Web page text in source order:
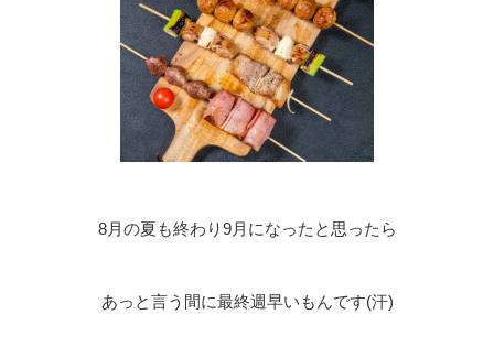
8月の夏も終わり9月になったと思ったら
あっと言う間に最終週早いもんです(汗)